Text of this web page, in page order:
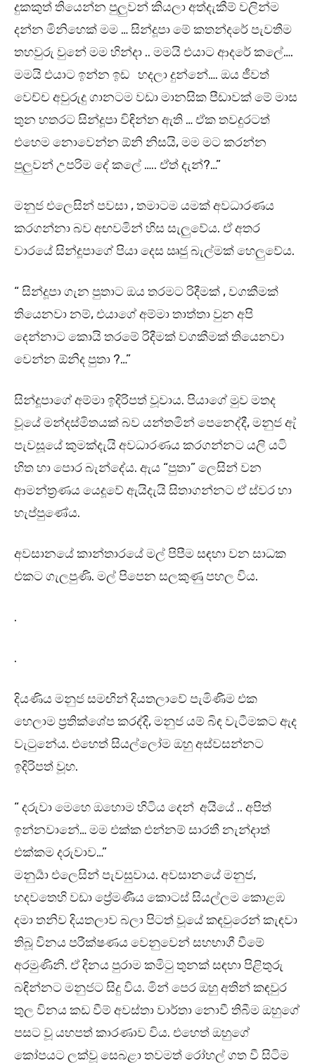
දුකකුත් තියෙන්න පුලුවන් කියලා අත්දැකීම් වලින්ම
දන්න මිනිහෙක් මම … සින්දූපා මේ කතන්දරේ පැවතීම
තහවුරු වුනේ මම හින්දා .. මමයි එයාට ආදරේ කලේ….
මමයි එයාට ඉන්න ඉඩ හදලා දුන්නේ…. ඔය ජීවත්
වෙච්ච අවුරුදු ගානටම වඩා මානසික පීඩාවක් මේ මාස
තුන හතරට සින්දූපා විඳින්න ඇති … ඒක තවදුරටත්
එහෙම නොවෙන්න ඕනි නිසයි, මම මට කරන්න
පුලුවන් උපරිම දේ කලේ ….. ඒත් දැන්?…”
මනුජ එලෙසින් පවසා , තමාටම යමක් අවධාරණය
කරගන්නා බව අඟවමින් හිස සැලුවේය. ඒ අතර
වාරයේ සින්දූපාගේ පියා දෙස ඍජු බැල්මක් හෙලුවේය.
“ සින්දූපා ගැන පුතාට ඔය තරමට රිදීමක් , වගකීමක්
තියෙනවා නම්, එයාගේ අම්මා තාත්තා වුන අපි
දෙන්නාට කොයි තරමේ රිදීමක් වගකීමක් තියෙනවා
වෙන්න ඕනිද පුතා ?…”
සින්දූපාගේ අම්මා ඉදිරිපත් වූවාය. පියාගේ මුව මතද
වූයේ මන්දස්මිතයක් බව යන්තමින් පෙනෙද්දී, මනුජ ඇ්‍
පැවසූයේ කුමක්දැයි අවධාරණය කරගන්නට යලි යටි
හිත හා පොර බැන්දේය. ඇය “පුතා” ලෙසින් වන
ආමන්ත්‍රණය යෙදූවේ ඇයිදැයි සිතාගන්නට ඒ ස්වර හා
හැප්පුණේය.
අවසානයේ කාන්තාරයේ මල් පිපීම සඳහා වන සාධක
එකට ගැලපුණි. මල් පිපෙන සලකුණු පහල විය.
.
.
දියණිය මනුජ සමඟින් දියතලාවේ පැමිණීම එක
හෙලාම ප්‍රතික්ශේප කරද්දි, මනුජ යම් බිඳ වැටීමකට ඇද
වැටුනේය. එහෙත් සියල්ලෝම ඔහු අස්වසන්නට
ඉදිරිපත් වූහ.
“ දරුවා මෙහෙ ඔහොම හිටිය දෙන් අයියේ .. අපිත්
ඉන්නවානේ… මම එක්ක එන්නම් සාරතී නැන්දාත්
එක්කම දරුවාව…”
මනුර්‍යා එලෙසින් පැවසුවාය. අවසානයේ මනුජ,
හදවතෙහි වඩා ප්‍රේමණීය කොටස් සියල්ලම කොළඹ
දමා තනිව දියතලාව බලා පිටත් වූයේ කඳවුරෙන් කැඳවා
තිබූ විනය පරීක්ෂණය වෙනුවෙන් සහභාගී වීමේ
අරමුණිනි. ඒ දිනය පුරාම කමිටු තුනක් සඳහා පිළිතුරු
බඳින්නට මනුජට සිදු විය. මින් පෙර ඔහු අතින් කඳවුර
තුල විනය කඩ වීම් අවස්තා වාර්තා නොවී තිබීම ඔහුගේ
පසට වූ යහපත් කාරණාව විය. එහෙත් ඔහුගේ
කෝපයට ලක්වූ සෙබළා තවමත් රෝහල් ගත වී සිටිම